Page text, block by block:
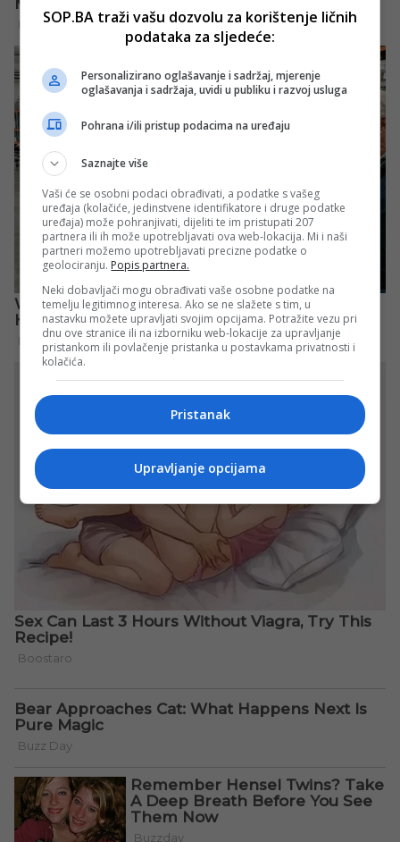
SOP.BA traži vašu dozvolu za korištenje ličnih
podataka za sljedeće:
Personalizirano oglašavanje i sadržaj, mjerenje
oglašavanja i sadržaja, uvidi u publiku i razvoj usluga
Pohrana i/ili pristup podacima na uređaju
Saznajte više
Vaši će se osobni podaci obrađivati, a podatke s vašeg
uređaja (kolačiće, jedinstvene identifikatore i druge podatke
uređaja) može pohranjivati, dijeliti te im pristupati 207
partnera ili ih može upotrebljavati ova web-lokacija. Mi i naši
partneri možemo upotrebljavati precizne podatke o
geolociranju. Popis partnera.
Neki dobavljači mogu obrađivati vaše osobne podatke na
temelju legitimnog interesa. Ako se ne slažete s tim, u
nastavku možete upravljati svojim opcijama. Potražite vezu pri
dnu ove stranice ili na izborniku web-lokacije za upravljanje
pristankom ili povlačenje pristanka u postavkama privatnosti i
kolačića.
Pristanak
Upravljanje opcijama